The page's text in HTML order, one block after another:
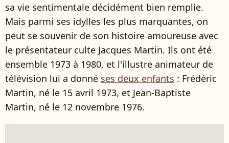
sa vie sentimentale décidément bien remplie.
Mais parmi ses idylles les plus marquantes, on
peut se souvenir de son histoire amoureuse avec
le présentateur culte Jacques Martin. Ils ont été
ensemble 1973 à 1980, et l'illustre animateur de
télévision lui a donné ses deux enfants : Frédéric
Martin, né le 15 avril 1973, et Jean-Baptiste
Martin, né le 12 novembre 1976.